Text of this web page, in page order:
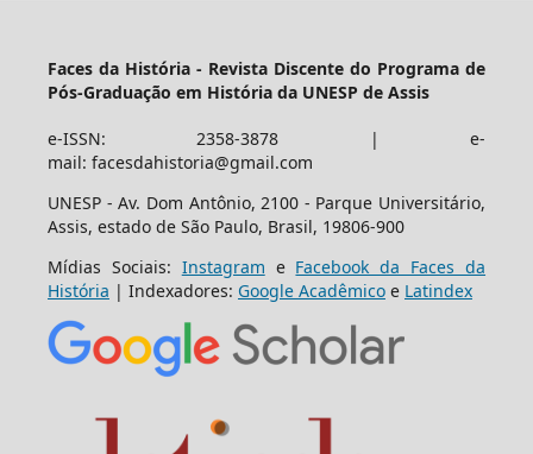
Faces da História - Revista Discente do Programa de
Pós-Graduação em História da UNESP de Assis
e-ISSN: 2358-3878 | e-
mail: facesdahistoria@gmail.com
UNESP - Av. Dom Antônio, 2100 - Parque Universitário,
Assis, estado de São Paulo, Brasil, 19806-900
Mídias Sociais: Instagram e Facebook da Faces da
História | Indexadores: Google Acadêmicoe Latindex